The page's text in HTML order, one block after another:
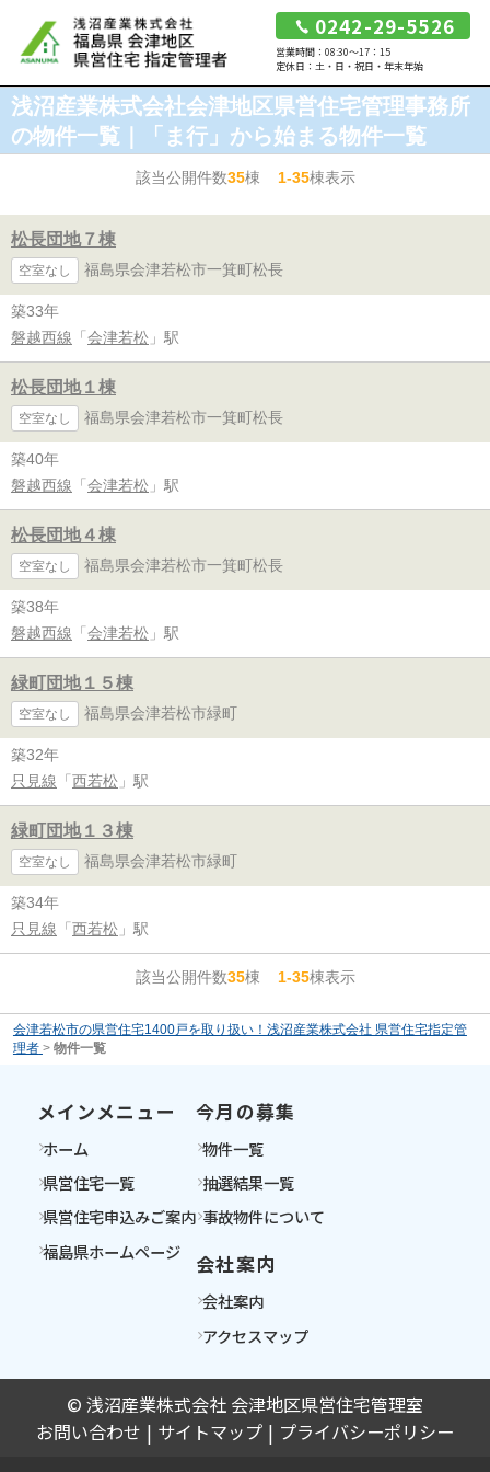
0242-29-5526
営業時間：08:30～17：15
定休日：土・日・祝日・年末年始
浅沼産業株式会社会津地区県営住宅管理事務所
の物件一覧｜「ま行」から始まる物件一覧
該当公開件数35棟 1-35棟表示
松長団地７棟
空室なし 福島県会津若松市一箕町松長
築33年
磐越西線 「 会津若松 」駅
松長団地１棟
空室なし 福島県会津若松市一箕町松長
築40年
磐越西線 「 会津若松 」駅
松長団地４棟
空室なし 福島県会津若松市一箕町松長
築38年
磐越西線 「 会津若松 」駅
緑町団地１５棟
空室なし 福島県会津若松市緑町
築32年
只見線 「 西若松 」駅
緑町団地１３棟
空室なし 福島県会津若松市緑町
築34年
只見線 「 西若松 」駅
該当公開件数35棟 1-35棟表示
会津若松市の県営住宅1400戸を取り扱い！浅沼産業株式会社 県営住宅指定管
理者 > 物件一覧
メインメニュー
ホーム
県営住宅一覧
県営住宅申込みご案内
福島県ホームページ
今月の募集
物件一覧
抽選結果一覧
事故物件について
会社案内
会社案内
アクセスマップ
© 浅沼産業株式会社 会津地区県営住宅管理室
お問い合わせ
サイトマップ プライバシーポリシー